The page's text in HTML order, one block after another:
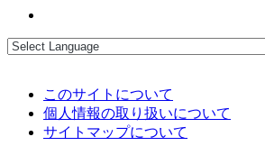
このサイトについて
個人情報の取り扱いについて
サイトマップについて